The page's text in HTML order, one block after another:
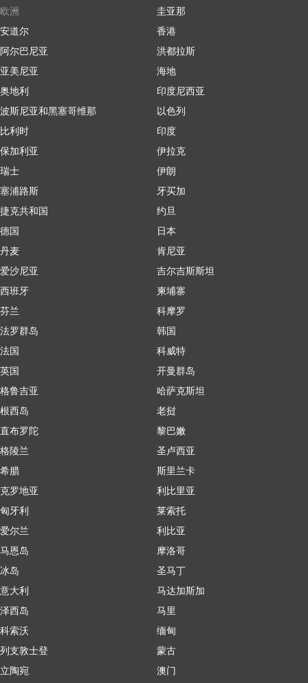
欧洲
安道尔
阿尔巴尼亚
亚美尼亚
奥地利
波斯尼亚和黑塞哥维那
比利时
保加利亚
瑞士
塞浦路斯
捷克共和国
德国
丹麦
爱沙尼亚
西班牙
芬兰
法罗群岛
法国
英国
格鲁吉亚
根西岛
直布罗陀
格陵兰
希腊
克罗地亚
匈牙利
爱尔兰
马恩岛
冰岛
意大利
泽西岛
科索沃
列支敦士登
立陶宛
圭亚那
香港
洪都拉斯
海地
印度尼西亚
以色列
印度
伊拉克
伊朗
牙买加
约旦
日本
肯尼亚
吉尔吉斯斯坦
柬埔寨
科摩罗
韩国
科威特
开曼群岛
哈萨克斯坦
老挝
黎巴嫩
圣卢西亚
斯里兰卡
利比里亚
莱索托
利比亚
摩洛哥
圣马丁
马达加斯加
马里
缅甸
蒙古
澳门